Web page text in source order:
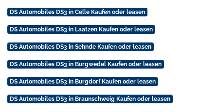
DS Automobiles DS3 in Celle Kaufen oder leasen
DS Automobiles DS3 in Laatzen Kaufen oder leasen
DS Automobiles DS3 in Sehnde Kaufen oder leasen
DS Automobiles DS3 in Burgwedel Kaufen oder leasen
DS Automobiles DS3 in Burgdorf Kaufen oder leasen
DS Automobiles DS3 in Braunschweig Kaufen oder leasen